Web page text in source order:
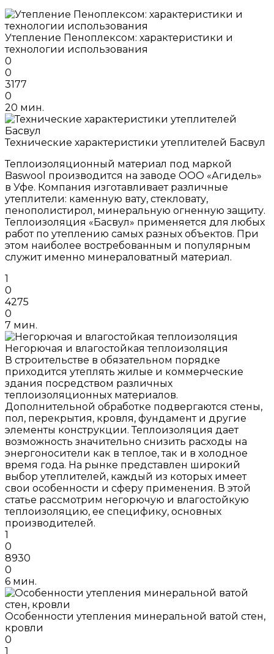
Утепление Пеноплексом: характеристики и
технологии использования
0
0
3177
0
20 мин.
Технические характеристики утеплителей Басвул
Теплоизоляционный материал под маркой
Baswool производится на заводе ООО «Агидель»
в Уфе. Компания изготавливает различные
утеплители: каменную вату, стекловату,
пенополистирол, минеральную огненную защиту.
Теплоизоляция «Басвул» применяется для любых
работ по утеплению самых разных объектов. При
этом наиболее востребованным и популярным
служит именно минераловатный материал.
1
0
4275
0
7 мин.
Негорючая и влагостойкая теплоизоляция
В строительстве в обязательном порядке
приходится утеплять жилые и коммерческие
здания посредством различных
теплоизоляционных материалов.
Дополнительной обработке подвергаются стены,
пол, перекрытия, кровля, фундамент и другие
элементы конструкции. Теплоизоляция дает
возможность значительно снизить расходы на
энергоносители как в теплое, так и в холодное
время года. На рынке представлен широкий
выбор утеплителей, каждый из которых имеет
свои особенности и сферу применения. В этой
статье рассмотрим негорючую и влагостойкую
теплоизоляцию, ее специфику, основных
производителей.
1
0
8930
0
6 мин.
Особенности утепления минеральной ватой стен,
кровли
0
1